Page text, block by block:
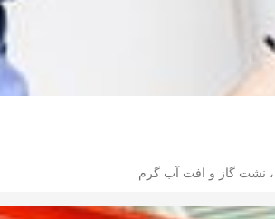
نشت گاز و افت آب گرم